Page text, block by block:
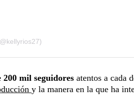
200 mil seguidores atentos a cada
y la manera en la que ha